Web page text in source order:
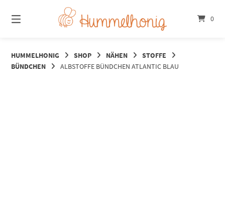
zum
Inhalt
0
HUMMELHONIG SHOP NÄHEN
STOFFE
BÜNDCHEN
ALBSTOFFE BÜNDCHEN ATLANTIC BLAU